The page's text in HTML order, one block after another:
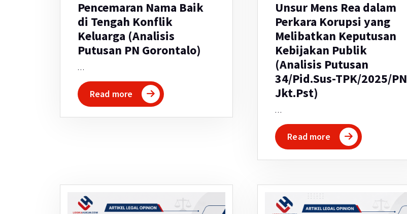
Pencemaran Nama Baik
di Tengah Konflik
Keluarga (Analisis
Putusan PN Gorontalo)
…
Read more
Unsur Mens Rea dalam
Perkara Korupsi yang
Melibatkan Keputusan
Kebijakan Publik
(Analisis Putusan
34/Pid.Sus-TPK/2025/PN
Jkt.Pst)
…
Read more